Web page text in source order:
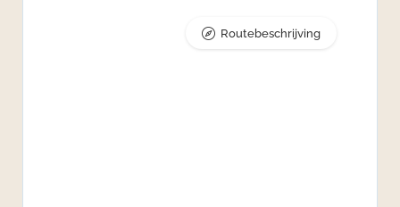
Routebeschrijving